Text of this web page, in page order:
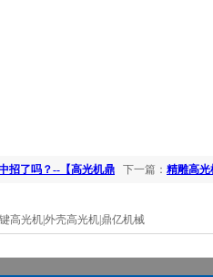
下一篇： 精雕高光
招了吗？--【高光机鼎
高光机|外壳高光机|鼎亿机械